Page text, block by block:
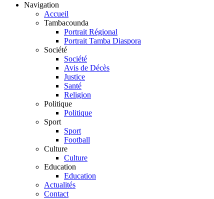
Navigation
Accueil
Tambacounda
Portrait Régional
Portrait Tamba Diaspora
Société
Société
Avis de Décès
Justice
Santé
Religion
Politique
Politique
Sport
Sport
Football
Culture
Culture
Education
Education
Actualités
Contact